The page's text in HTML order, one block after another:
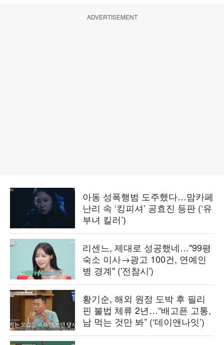
ADVERTISEMENT
아동 성폭행범 도주했다…맘카페
난리 속 ‘킹피셔’ 공효진 등판 (‘유
부녀 킬러’)
리센느, 제대로 성공했네…"99평
숙소 이사→광고 100건, 연예인
병 경계" ('전참시')
황기순, 해외 원정 도박 후 필리
핀 불법 체류 2년…“배고픈 고통,
남 먹는 것만 봐” (‘데이앤나잇’)